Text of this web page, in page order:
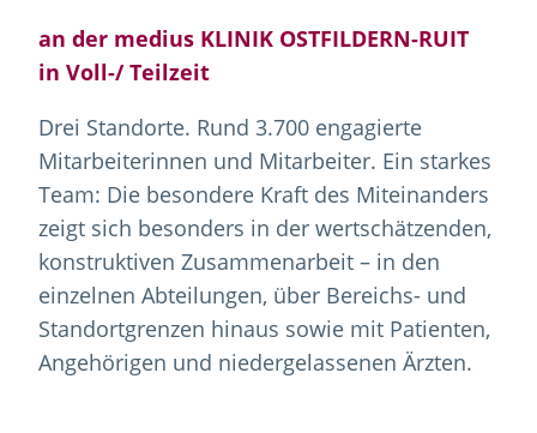
an der medius KLINIK OSTFILDERN-RUIT
in Voll-/ Teilzeit
Drei Standorte. Rund 3.700 engagierte
Mitarbeiterinnen und Mitarbeiter. Ein starkes
Team: Die besondere Kraft des Miteinanders
zeigt sich besonders in der wertschätzenden,
konstruktiven Zusammenarbeit – in den
einzelnen Abteilungen, über Bereichs- und
Standortgrenzen hinaus sowie mit Patienten,
Angehörigen und niedergelassenen Ärzten.